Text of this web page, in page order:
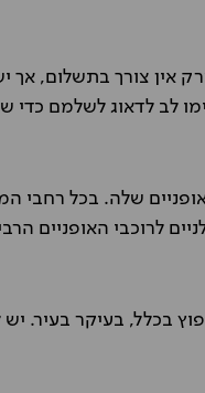
אין צורך בתשלום, אך
לב לדאוג לשלמם כדי
שלה. בכל רחבי
לרוכבי האופניים
בכלל, בעיקר בעיר.